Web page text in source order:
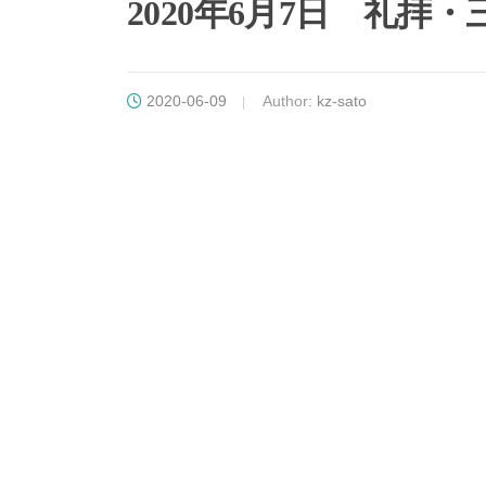
2020年6月7日 礼拝・
2020-06-09 Author: kz-sato